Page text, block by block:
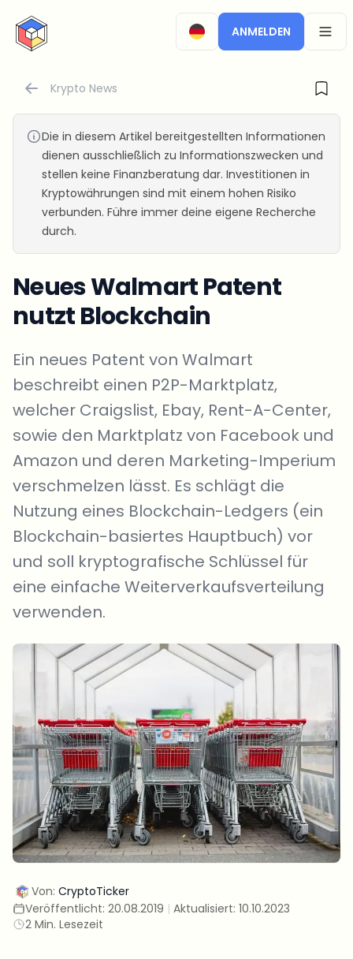
CryptoTicker
ANMELDEN
Krypto News
Die in diesem Artikel bereitgestellten Informationen
dienen ausschließlich zu Informationszwecken und
stellen keine Finanzberatung dar. Investitionen in
Kryptowährungen sind mit einem hohen Risiko
verbunden. Führe immer deine eigene Recherche
durch.
Neues Walmart Patent
nutzt Blockchain
Ein neues Patent von Walmart
beschreibt einen P2P-Marktplatz,
welcher Craigslist, Ebay, Rent-A-Center,
sowie den Marktplatz von Facebook und
Amazon und deren Marketing-Imperium
verschmelzen lässt. Es schlägt die
Nutzung eines Blockchain-Ledgers (ein
Blockchain-basiertes Hauptbuch) vor
und soll kryptografische Schlüssel für
eine einfache Weiterverkaufsverteilung
verwenden.
Von: CryptoTicker
Veröffentlicht: 20.08.2019 | Aktualisiert: 10.10.2023
2 Min. Lesezeit